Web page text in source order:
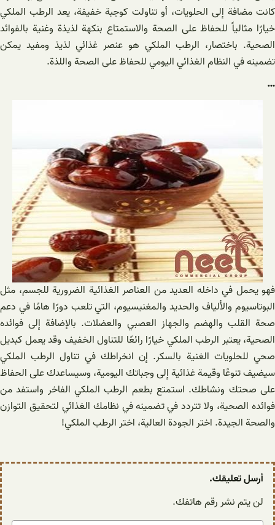
كانت مضافة إلى الحلويات، أو تناولت كوجبة خفيفة، يعد الرطب الملكي
خيارًا مثالياً للحفاظ على الصحة والاستمتاع بنكهة لذيذة وغنية بالفوائد
الصحية. باختصار، الرطب الملكي هو عنصر غذائي لذيذ ومفيد يمكن
تضمينه في النظام الغذائي اليومي للحفاظ على الصحة واللذة.
…
فهو يحمل في داخله العديد من العناصر الغذائية الضرورية للجسم، مثل
البوتاسيوم والألياف والحديد والمغنيسيوم، التي تلعب دورًا هامًا في دعم
صحة القلب والهضم والجهاز العصبي والعضلات. بالإضافة إلى فوائده
الصحية، يعتبر الرطب الملكي خيارًا رائعًا للتناول الخفيف وقد يعمل كبديل
صحي للحلويات الغنية بالسكر. إن انخراطك في تناول الرطب الملكي
سيضيف تنوعًا وقيمة غذائية إلى وجباتك اليومية، وسيساعدك على الحفاظ
على صحتك ونشاطك. استمتع بطعم الرطب الملكي الفاخر واستفد من
فوائده الصحية، ولا تتردد في تضمينه في نظامك الغذائي لتحقيق التوازن
والصحة الجيدة. اختر الجودة العالية، اختر الرطب الملكي!
أرسل تعليقك.
لن يتم نشر رقم هاتفك.